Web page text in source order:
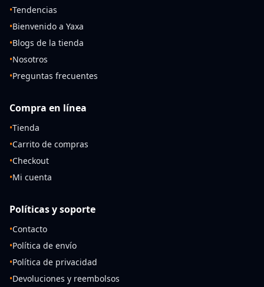
•Tendencias
•Bienvenido a Yaxa
•Blogs de la tienda
•Nosotros
•Preguntas frecuentes
Compra en línea
•Tienda
•Carrito de compras
•Checkout
•Mi cuenta
Políticas y soporte
•Contacto
•Política de envío
•Política de privacidad
•Devoluciones y reembolsos